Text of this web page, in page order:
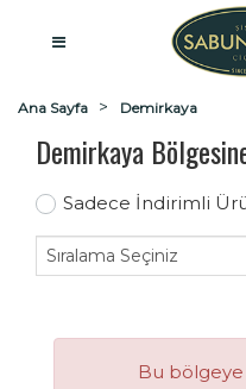
Ana Sayfa Demirkaya
Demirkaya
Sadece İndirimli
Bu